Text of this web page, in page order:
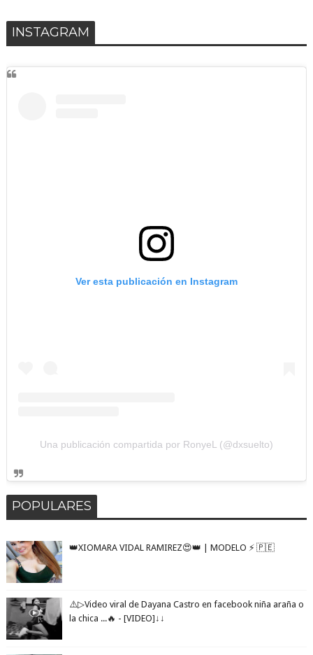
INSTAGRAM
Ver esta publicación en Instagram
Una publicación compartida por RonyeL (@dxsuelto)
POPULARES
👑XIOMARA VIDAL RAMIREZ😍👑 | MODELO ⚡️ 🇵🇪
⚠️▷Video viral de Dayana Castro en facebook niña araña o
la chica ...🔥 - [VIDEO]↓↓